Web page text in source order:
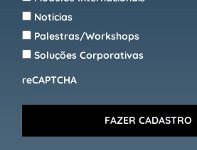
Noticias
Palestras/Workshops
Soluções Corporativas
reCAPTCHA
FAZER CADASTRO